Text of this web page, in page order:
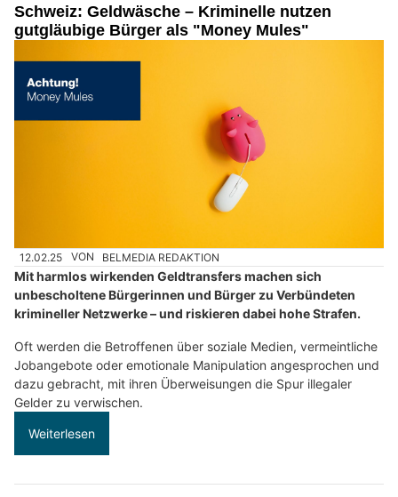
Schweiz: Geldwäsche – Kriminelle nutzen
gutgläubige Bürger als "Money Mules"
12.02.25 VON BELMEDIA REDAKTION
Mit harmlos wirkenden Geldtransfers machen sich
unbescholtene Bürgerinnen und Bürger zu Verbündeten
krimineller Netzwerke – und riskieren dabei hohe Strafen.
Oft werden die Betroffenen über soziale Medien, vermeintliche
Jobangebote oder emotionale Manipulation angesprochen und
dazu gebracht, mit ihren Überweisungen die Spur illegaler
Gelder zu verwischen.
Weiterlesen